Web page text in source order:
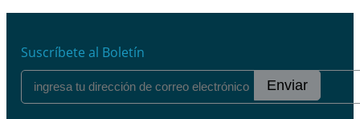
Suscríbete al Boletín
Enviar